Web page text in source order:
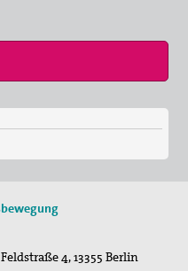
unter den Lind…
Feldstraße 4,13355 Berlin